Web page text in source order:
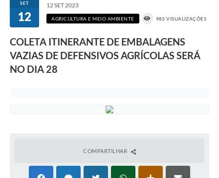
SET
12
12 SET 2023
AGRICULTURA E MEIO AMBIENTE 983 VISUALIZAÇÕES
COLETA ITINERANTE DE EMBALAGENS
VAZIAS DE DEFENSIVOS AGRÍCOLAS SERÁ
NO DIA 28
COMPARTILHAR